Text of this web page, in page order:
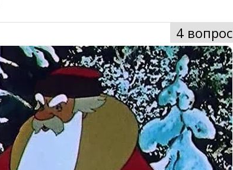
4 вопрос